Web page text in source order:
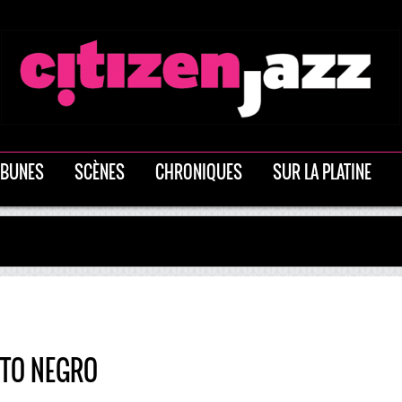
SCÈNES CHRONIQUES SUR LA PLATINE
NEGRO